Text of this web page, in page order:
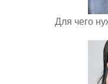
Для чего